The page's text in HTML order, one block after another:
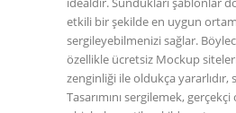
etkili bir şekilde en uygun
sergileyebilmenizi sağlar.
özellikle ücretsiz Mockup
zenginliği ile oldukça yararlıdır,
Tasarımını sergilemek,